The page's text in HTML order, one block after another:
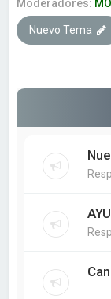
Moderadores:
Nuevo Tema